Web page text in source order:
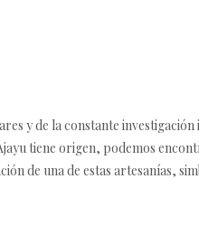
y de la constante
tiene origen, podemos
de una de estas artesanías,